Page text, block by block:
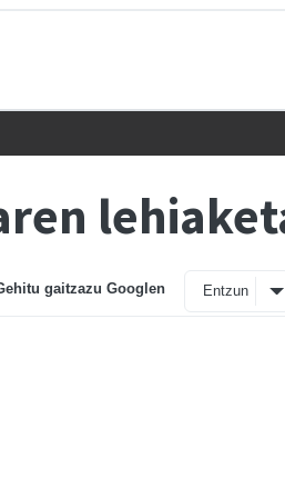
gaitzazu Googlen Entzun